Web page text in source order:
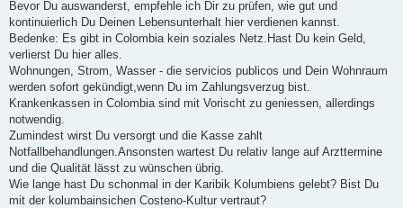
Bevor Du auswanderst, empfehle ich Dir zu prüfen, wie gut und
kontinuierlich Du Deinen Lebensunterhalt hier verdienen kannst.
Bedenke: Es gibt in Colombia kein soziales Netz.Hast Du kein Geld,
verlierst Du hier alles.
Wohnungen, Strom, Wasser - die servicios publicos und Dein Wohnraum
werden sofort gekündigt,wenn Du im Zahlungsverzug bist.
Krankenkassen in Colombia sind mit Vorischt zu geniessen, allerdings
notwendig.
Zumindest wirst Du versorgt und die Kasse zahlt
Notfallbehandlungen.Ansonsten wartest Du relativ lange auf Arzttermine
und die Qualität lässt zu wünschen übrig.
Wie lange hast Du schonmal in der Karibik Kolumbiens gelebt? Bist Du
mit der kolumbainsichen Costeno-Kultur vertraut?